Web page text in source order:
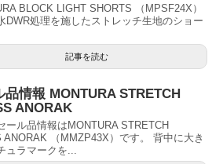
BLOCK LIGHT SHORTS （MPSF24X）
DWR処理を施したストレッチ生地のショー
記事を読む
品情報 MONTURA STRETCH
ANORAK
ール品情報はMONTURA STRETCH
ANORAK （MMZP43X）です。 背中に大き
ュラマークを...